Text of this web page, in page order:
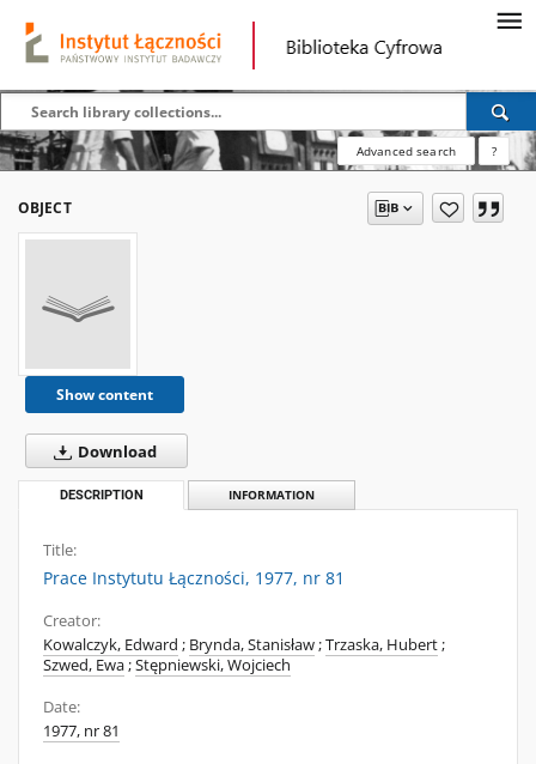
Advanced search ?
OBJECT
Show content
Download
DESCRIPTION INFORMATION
Title:
Prace Instytutu Łączności, 1977, nr 81
Creator:
Kowalczyk, Edward ; Brynda, Stanisław;Trzaska, Hubert;
Szwed, Ewa;Stępniewski, Wojciech
Date:
1977, nr 81